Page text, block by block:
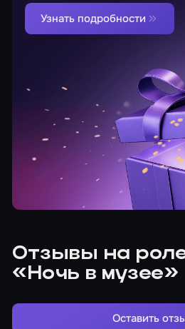
Узнать подробности
Отзывы на
«Ночь в музее»
Оставить